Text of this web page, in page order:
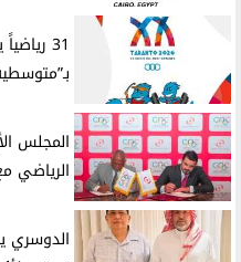
31
المجلس
الرياضي
الدوسري